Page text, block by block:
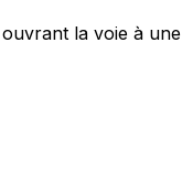
la voie à